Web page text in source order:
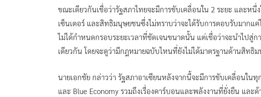
ขณะเดียวกันเชื่อว่ารัฐสภาไทยจะมีการขับเคลื่อนใน 2 ระยะ และห
เซ็นเตอร์ และสิทธิมนุษยชนซึ่งไม่ทราบว่าจะได้รับการตอบรับมากแ
ไม่ได้กำหนดกรอบระยะเวลาที่ชัดเจนขนาดนั้น แต่เชื่อว่าจะนำไปสู่
เดียวกัน โดยจะดูว่ามีกฎหมายฉบับไหนที่ยังไม่ได้มาตรฐานด้านสิทธิ
นายเอกชัย กล่าวว่า รัฐสภาอาเซียนหลังจากนี้จะมีการขับเคลื่อนใน
และ Blue Economy รวมถึงเรื่องคาร์บอนและพลังงานที่ยั่งยืน และ